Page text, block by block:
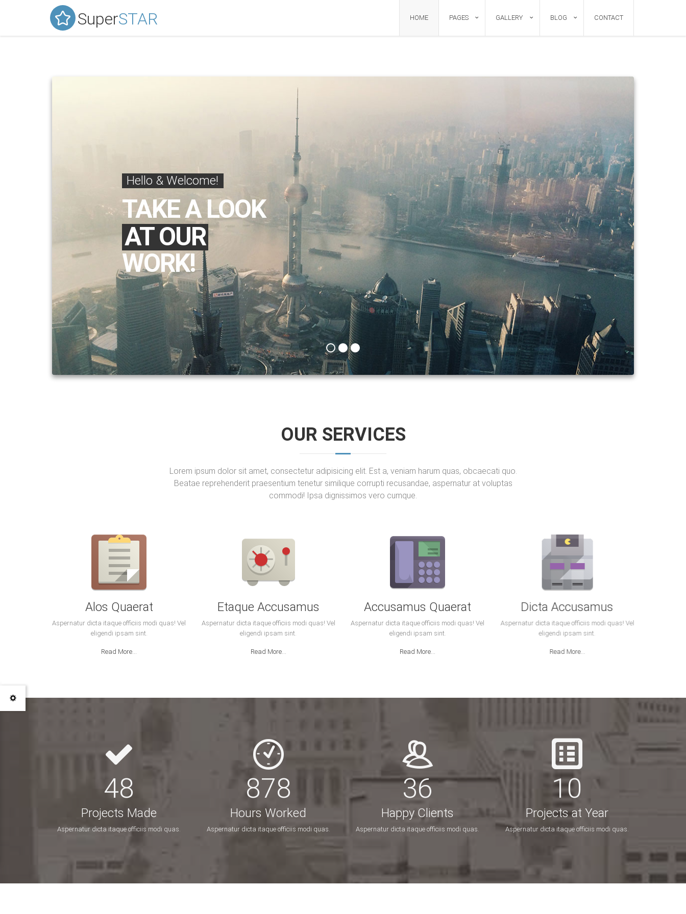
SuperSTAR HOME PAGES GALLERY BLOG CONTACT
Hello & Welcome!
TAKE A LOOK
AT OUR
WORK!
OUR SERVICES
Lorem ipsum dolor sit amet, consectetur adipisicing elit. Est a, veniam harum quas, obcaecati quo.
Beatae reprehenderit praesentium tenetur similique corrupti recusandae, aspernatur at voluptas
commodi! Ipsa dignissimos vero cumque.
Alos Quaerat
Aspernatur dicta itaque officiis modi quas! Vel
eligendi ipsam sint.
Read More...
Etaque Accusamus
Aspernatur dicta itaque officiis modi quas! Vel
eligendi ipsam sint.
Read More...
Accusamus Quaerat
Aspernatur dicta itaque officiis modi quas! Vel
eligendi ipsam sint.
Read More...
Dicta Accusamus
Aspernatur dicta itaque officiis modi quas! Vel
eligendi ipsam sint.
Read More...
48
Projects Made
Aspernatur dicta itaque officiis modi quas.
1220
Hours Worked
Aspernatur dicta itaque officiis modi quas.
36
Happy Clients
Aspernatur dicta itaque officiis modi quas.
16
Projects at Year
Aspernatur dicta itaque officiis modi quas.